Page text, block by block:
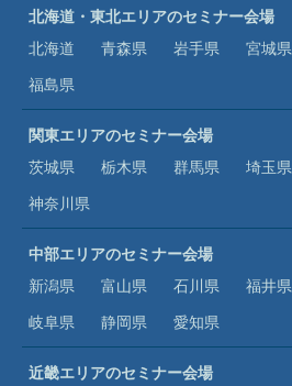
北海道・東北エリアのセミナー会場
北海道
青森県 岩手県 宮城県
福島県
関東エリアのセミナー会場
茨城県
栃木県 群馬県 埼玉県
神奈川県
中部エリアのセミナー会場
新潟県
富山県 石川県 福井県
岐阜県
静岡県 愛知県
近畿エリアのセミナー会場